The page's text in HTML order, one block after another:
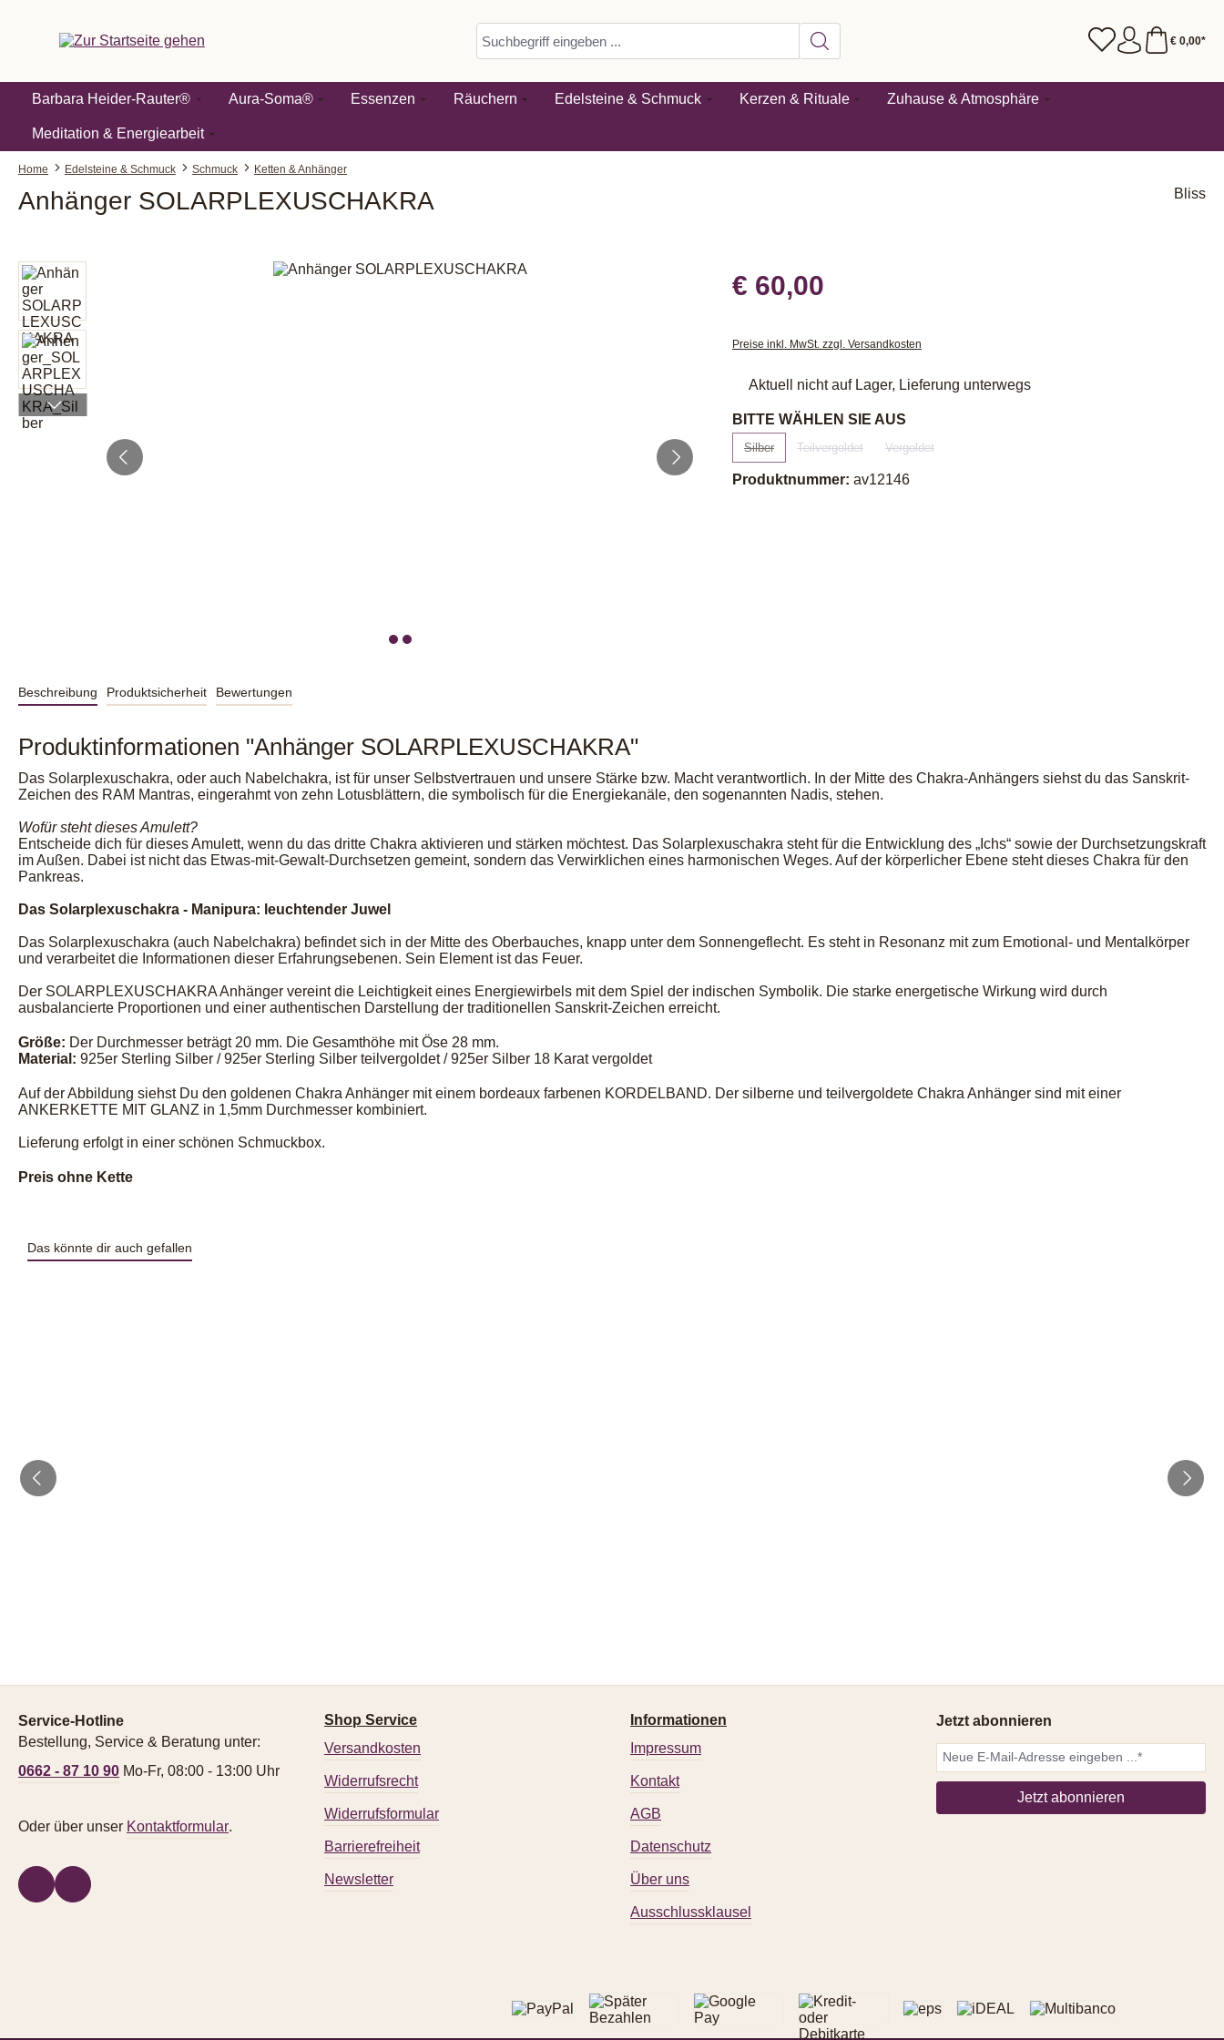
€ 0,00*
Barbara Heider-Rauter® Aura-Soma® Essenzen Räuchern Edelsteine & Schmuck Kerzen & Rituale Zuhause & Atmosphäre
Meditation & Energiearbeit
Home Edelsteine & Schmuck Schmuck Ketten & Anhänger
Anhänger SOLARPLEXUSCHAKRA Bliss
Bildergalerie überspringen
€ 60,00
Preise inkl. MwSt. zzgl. Versandkosten
Aktuell nicht auf Lager, Lieferung unterwegs
BITTE WÄHLEN SIE AUS
Silber(Diese Option ist zurzeit nicht verfügbar.)
Teilvergoldet(Diese Option ist zurzeit nicht verfügbar.)
Vergoldet(Diese Option ist zurzeit nicht verfügbar.)
Produktnummer: av12146
Beschreibung Produktsicherheit Bewertungen
Produktinformationen "Anhänger SOLARPLEXUSCHAKRA"
Das Solarplexuschakra, oder auch Nabelchakra, ist für unser Selbstvertrauen und unsere Stärke bzw. Macht verantwortlich. In der Mitte des Chakra-Anhängers siehst du das Sanskrit-
Zeichen des RAM Mantras, eingerahmt von zehn Lotusblättern, die symbolisch für die Energiekanäle, den sogenannten Nadis, stehen.
Wofür steht dieses Amulett?
Entscheide dich für dieses Amulett, wenn du das dritte Chakra aktivieren und stärken möchtest. Das Solarplexuschakra steht für die Entwicklung des „Ichs“ sowie der Durchsetzungskraft
im Außen. Dabei ist nicht das Etwas-mit-Gewalt-Durchsetzen gemeint, sondern das Verwirklichen eines harmonischen Weges. Auf der körperlicher Ebene steht dieses Chakra für den
Pankreas.
Das Solarplexuschakra - Manipura: leuchtender Juwel
Das Solarplexuschakra (auch Nabelchakra) befindet sich in der Mitte des Oberbauches, knapp unter dem Sonnengeflecht. Es steht in Resonanz mit zum Emotional- und Mentalkörper
und verarbeitet die Informationen dieser Erfahrungsebenen. Sein Element ist das Feuer.
Der SOLARPLEXUSCHAKRA Anhänger vereint die Leichtigkeit eines Energiewirbels mit dem Spiel der indischen Symbolik. Die starke energetische Wirkung wird durch
ausbalancierte Proportionen und einer authentischen Darstellung der traditionellen Sanskrit-Zeichen erreicht.
Größe: Der Durchmesser beträgt 20 mm. Die Gesamthöhe mit Öse 28 mm.
Material: 925er Sterling Silber / 925er Sterling Silber teilvergoldet / 925er Silber 18 Karat vergoldet
Auf der Abbildung siehst Du den goldenen Chakra Anhänger mit einem bordeaux farbenen KORDELBAND. Der silberne und teilvergoldete Chakra Anhänger sind mit einer
ANKERKETTE MIT GLANZ in 1,5mm Durchmesser kombiniert.
Lieferung erfolgt in einer schönen Schmuckbox.
Preis ohne Kette
Das könnte dir auch gefallen
Service-Hotline
Bestellung, Service & Beratung unter:
0662 - 87 10 90 Mo-Fr, 08:00 - 13:00 Uhr
Oder über unser Kontaktformular.
Shop Service
Versandkosten
Widerrufsrecht
Widerrufsformular
Barrierefreiheit
Newsletter
Informationen
Impressum
Kontakt
AGB
Datenschutz
Über uns
Ausschlussklausel
Jetzt abonnieren
Jetzt abonnieren